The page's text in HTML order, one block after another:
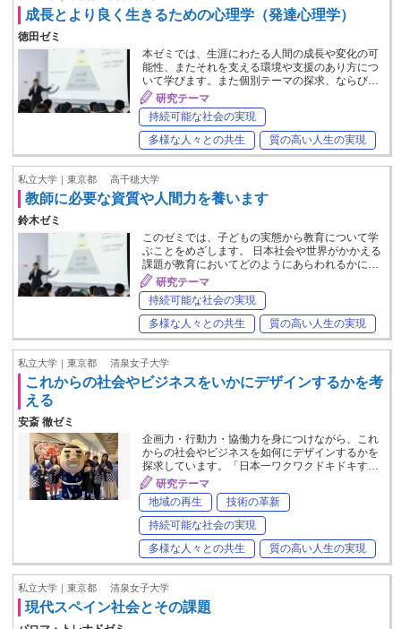
成長とより良く生きるための心理学（発達心理学）
徳田ゼミ
本ゼミでは、生涯にわたる人間の成長や変化の可
能性、またそれを支える環境や支援のあり方につ
いて学びます。また個別テーマの探求、ならび…
研究テーマ
持続可能な社会の実現
多様な人々との共生
質の高い人生の実現
私立大学｜東京都 高千穂大学
教師に必要な資質や人間力を養います
鈴木ゼミ
このゼミでは、子どもの実態から教育について学
ぶことをめざします。 日本社会や世界がかかえる
課題が教育においてどのようにあらわれるかに…
研究テーマ
持続可能な社会の実現
多様な人々との共生
質の高い人生の実現
私立大学｜東京都 清泉女子大学
これからの社会やビジネスをいかにデザインするかを考
える
安斎 徹ゼミ
企画力・行動力・協働力を身につけながら、これ
からの社会やビジネスを如何にデザインするかを
探求しています。「日本一ワクワクドキドキす…
研究テーマ
地域の再生
技術の革新
持続可能な社会の実現
多様な人々との共生
質の高い人生の実現
私立大学｜東京都 清泉女子大学
現代スペイン社会とその課題